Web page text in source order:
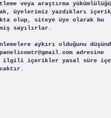
veya araştırma
üyelerimiz yazdıkları
olup, siteye üye olarak bu
sayılırlar.
aykırı olduğunu
adresine
ilgili içerikler yasal süre